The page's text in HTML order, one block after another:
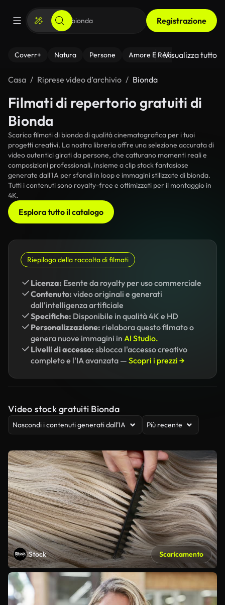
Registrazione
Coverr+ Natura Persone Amore E Relazioni Il
Visualizza tutto
Casa Riprese video d’archivio Bionda
Filmati di repertorio gratuiti di
Bionda
Scarica filmati di bionda di qualità cinematografica per i tuoi
progetti creativi. La nostra libreria offre una selezione accurata di
video autentici girati da persone, che catturano momenti reali e
composizioni professionali, insieme a clip stock fantasiose
generate dall'IA per sfondi in loop e immagini stilizzate di bionda.
Tutti i contenuti sono royalty-free e ottimizzati per il montaggio in
4K.
Esplora tutto il catalogo
Riepilogo della raccolta di filmati
Licenza: Esente da royalty per uso commerciale
Contenuto: video originali e generati
dall'intelligenza artificiale
Specifiche: Disponibile in qualità 4K e HD
Personalizzazione: rielabora questo filmato o
genera nuove immagini in AI Studio.
Livelli di accesso: sblocca l'accesso creativo
completo e l'IA avanzata — Scopri i prezzi →
Video stock gratuiti Bionda
Nascondi i contenuti generati dall’IA Più recente
iStock Scaricamento